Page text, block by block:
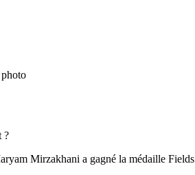
?
Mirzakhani a gagné la médaille Fields